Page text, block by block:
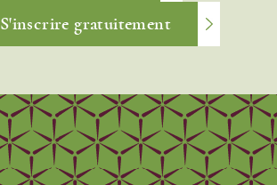
S'inscrire gratuitement